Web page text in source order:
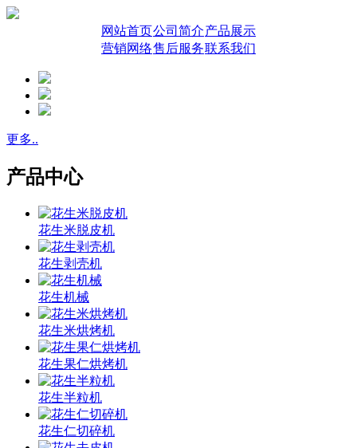
网站首页公司简介产品展示
营销网络售后服务联系我们
更多..
产品中心
花生米脱皮机
花生剥壳机
花生机械
花生米烘烤机
花生果仁烘烤机
花生半粒机
花生仁切碎机